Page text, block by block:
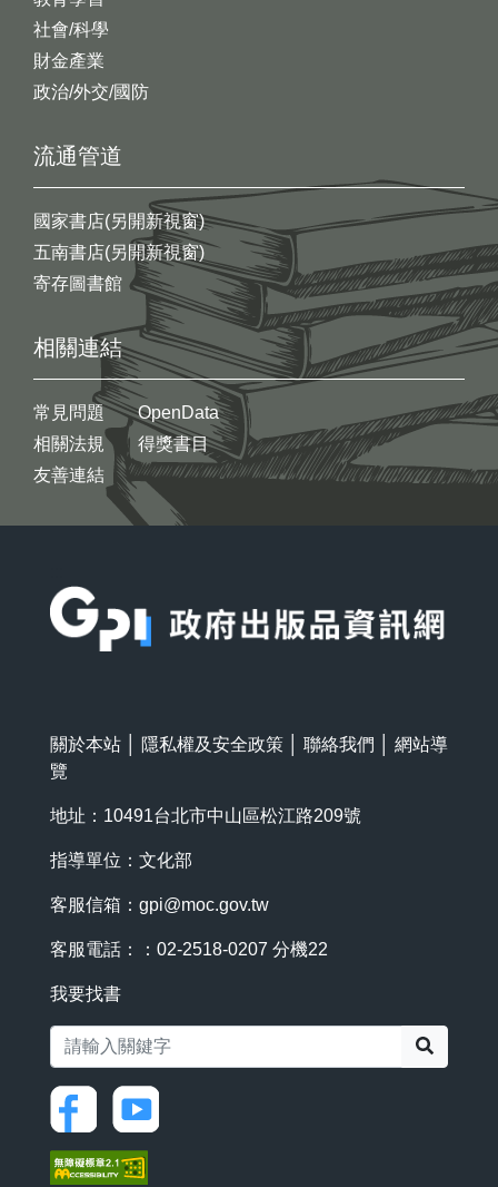
社會/科學
財金產業
政治/外交/國防
流通管道
國家書店(另開新視窗)
五南書店(另開新視窗)
寄存圖書館
相關連結
常見問題
相關法規
友善連結
OpenData
得獎書目
關於本站 隱私權及安全政策 聯絡我們
網站導
覽
地址：10491台北市中山區松江路209號
指導單位：文化部
客服信箱： gpi@moc.gov.tw
客服電話：：02-2518-0207 分機22
我要找書